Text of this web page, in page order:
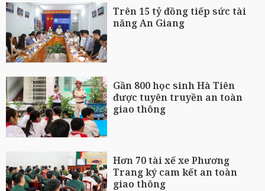
Trên 15 tỷ đồng tiếp sức tài
năng An Giang
Gần 800 học sinh Hà Tiên
được tuyên truyền an toàn
giao thông
Hơn 70 tài xế xe Phương
Trang ký cam kết an toàn
giao thông